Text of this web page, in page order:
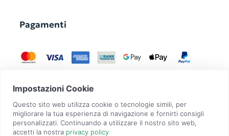
Pagamenti
GadgetZilla è un Brand di Overbi S.r.l.| realizzato con Contit
| © 2026 Tutti
i diritti riservati | P.IVA: 09351560967